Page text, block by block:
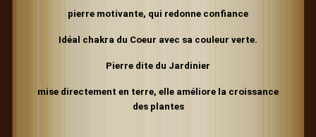
pierre motivante, qui redonne confiance
Idéal chakra du Coeur avec sa couleur verte.
Pierre dite du Jardinier
mise directement en terre, elle améliore la croissance
des plantes